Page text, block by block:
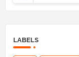
LABELS